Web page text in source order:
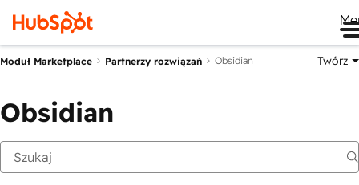
Moduł Marketplace Partnerzy rozwiązań Obsidian Twórz
Obsidian